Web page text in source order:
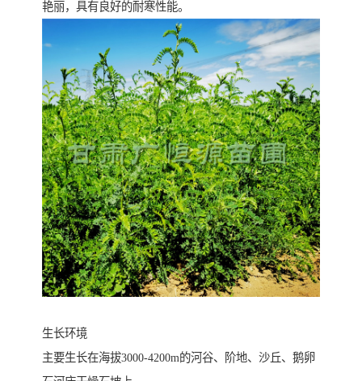
艳丽，具有良好的耐寒性能。
生长环境
主要生长在海拔3000-4200m的河谷、阶地、沙丘、鹅卵